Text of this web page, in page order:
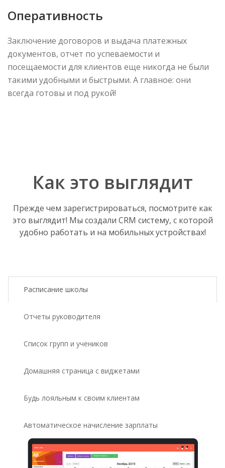
Оперативность
Заключение договоров и выдача платежных
документов, отчет по успеваемости и
посещаемости для клиентов еще никогда не были
такими удобными и быстрыми. А главное: они
всегда готовы и под рукой!
Как это выглядит
Прежде чем зарегистрироваться, посмотрите как
это выглядит! Мы создали CRM систему, с которой
удобно работать и на мобильных устройствах!
Расписание школы
Отчеты руководителя
Список групп и учеников
Домашняя страница с виджетами
Будь лояльным к своим клиентам
Автоматическое начисление зарплаты